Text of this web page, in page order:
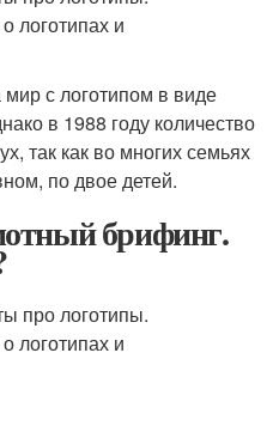
с логотипом в виде
в 1988 году количество
так как во многих семьях
по двое детей.
брифинг.